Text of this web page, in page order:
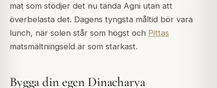
mat som stödjer det nu tända Agni utan att
överbelasta det. Dagens tyngsta måltid bör vara
lunch, när solen står som högst och Pittas
matsmältningseld är som starkast.
Bygga din egen Dinacharya